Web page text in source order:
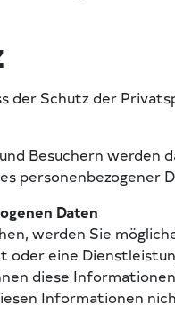
der Schutz der
Besuchern
personenbezogener
Daten
werden Sie
oder eine
diese
Informationen